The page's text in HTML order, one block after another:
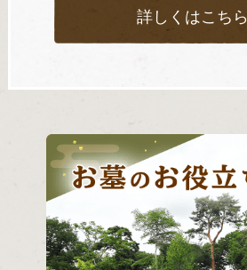
詳しくはこちら